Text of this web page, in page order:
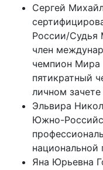
Сергей
России/Судья
член
чемпион Мира
пятикратный
личном
Эльвира
Южно-
национальной
Яна Юрьевна